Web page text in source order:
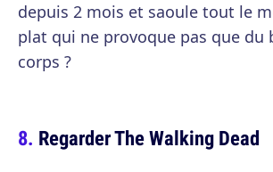
depuis 2 mois et saoule tout le
plat qui ne provoque pas que du
corps ?
Regarder The Walking Dead